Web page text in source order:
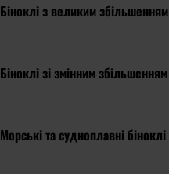
Біноклі з великим збільшенням
Біноклі зі змінним збільшенням
Морські та судноплавні біноклі